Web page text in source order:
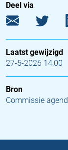
Deel via
Laatst gewijzigd
27-5-2026 14:00
Bron
Commissie